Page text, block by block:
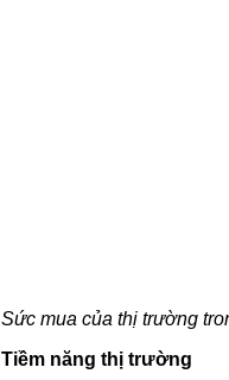
Sức mua của thị trường
Tiềm năng thị trường